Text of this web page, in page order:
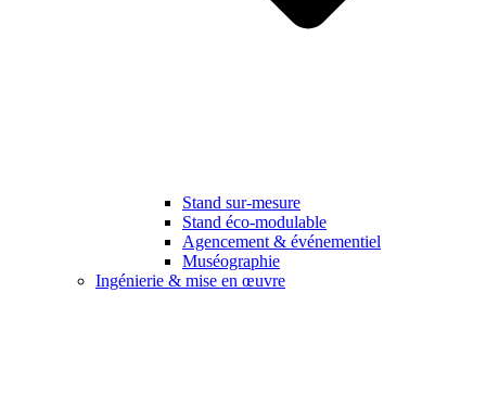
Stand sur-mesure
Stand éco-modulable
Agencement & événementiel
Muséographie
Ingénierie & mise en œuvre